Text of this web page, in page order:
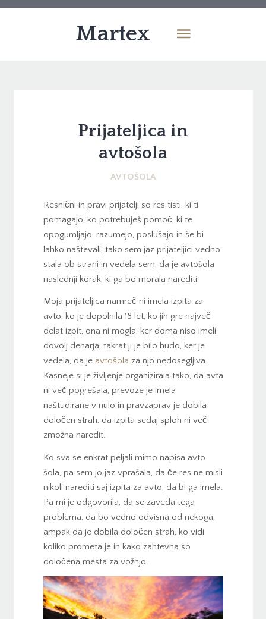
Martex
Prijateljica in
avtošola
AVTOŠOLA
Resnični in pravi prijatelji so res tisti, ki ti
pomagajo, ko potrebuješ pomoč, ki te
opogumljajo, razumejo, poslušajo in še bi
lahko naštevali, tako sem jaz prijateljici vedno
stala ob strani in vedela sem, da je avtošola
naslednji korak, ki ga bo morala narediti.
Moja prijateljica namreč ni imela izpita za
avto, ko je dopolnila 18 let, ko jih gre največ
delat izpit, ona ni mogla, ker doma niso imeli
dovolj denarja, takrat ji je bilo hudo, ker je
vedela, da je avtošola za njo nedosegljiva.
Kasneje si je življenje organizirala tako, da avta
ni več pogrešala, prevoze je imela
naštudirane v nulo in pravzaprav je dobila
določen strah, da izpita sedaj sploh ni več
zmožna naredit.
Ko sva se enkrat peljali mimo napisa avto
šola, pa sem jo jaz vprašala, da če res ne misli
nikoli narediti saj izpita za avto, da bi ga imela.
Pa mi je odgovorila, da se zaveda tega
problema, da bo vedno odvisna od nekoga,
ampak da je dobila določen strah, ko vidi
koliko prometa je in kako zahtevna so
določena mesta za vožnjo.